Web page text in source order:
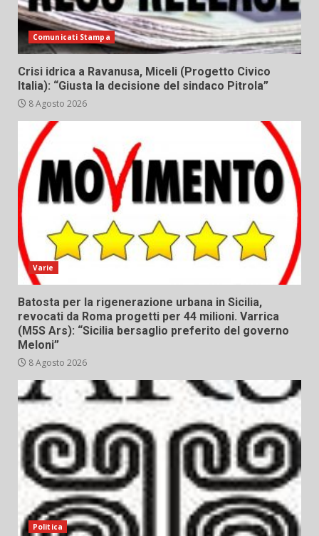
Comunicati Stampa
Crisi idrica a Ravanusa, Miceli (Progetto Civico
Italia): “Giusta la decisione del sindaco Pitrola”
8 Agosto 2026
Varie
Batosta per la rigenerazione urbana in Sicilia,
revocati da Roma progetti per 44 milioni. Varrica
(M5S Ars): “Sicilia bersaglio preferito del governo
Meloni”
8 Agosto 2026
Politica